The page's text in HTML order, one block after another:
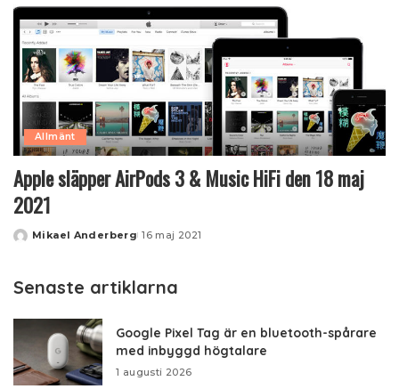
Allmänt
Apple släpper AirPods 3 & Music HiFi den 18 maj
2021
Posted
Mikael Anderberg 16 maj 2021
Senaste artiklarna
Google Pixel Tag är en bluetooth-spårare
med inbyggd högtalare
1 augusti 2026